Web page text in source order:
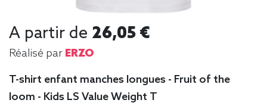
A partir de 26,05 €
Réalisé par ERZO
T-shirt enfant manches longues - Fruit of the
loom - Kids LS Value Weight T